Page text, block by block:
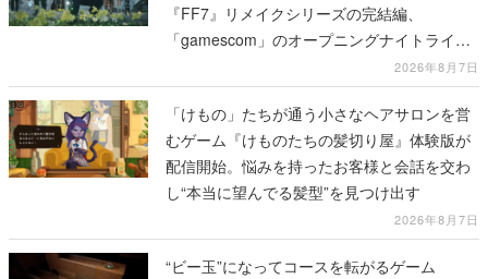
『FF7』リメイクシリーズの完結編、
「gamescom」のオープニングナイトライブ
にてディレクターの浜口直樹氏が登壇する予
定
2026年8月7日
「けもの」たちが通う小さなヘアサロンを営
むゲーム『けものたちの髪切り屋』体験版が
配信開始。悩みを持ったお客様と会話を交わ
し“本当に望んでる髪型”を見つけ出す
2026年8月7日
“ビー玉”になってコースを転がるゲーム